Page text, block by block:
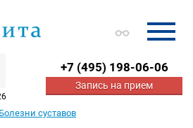
+7 (495) 198-06-06
Запись на прием
Болезни суставов